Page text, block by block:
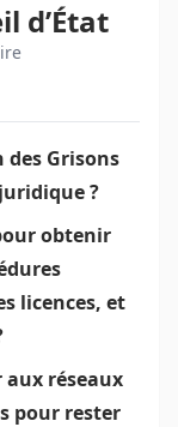
d’État
Grisons
?
obtenir
licences, et
aux réseaux
pour rester